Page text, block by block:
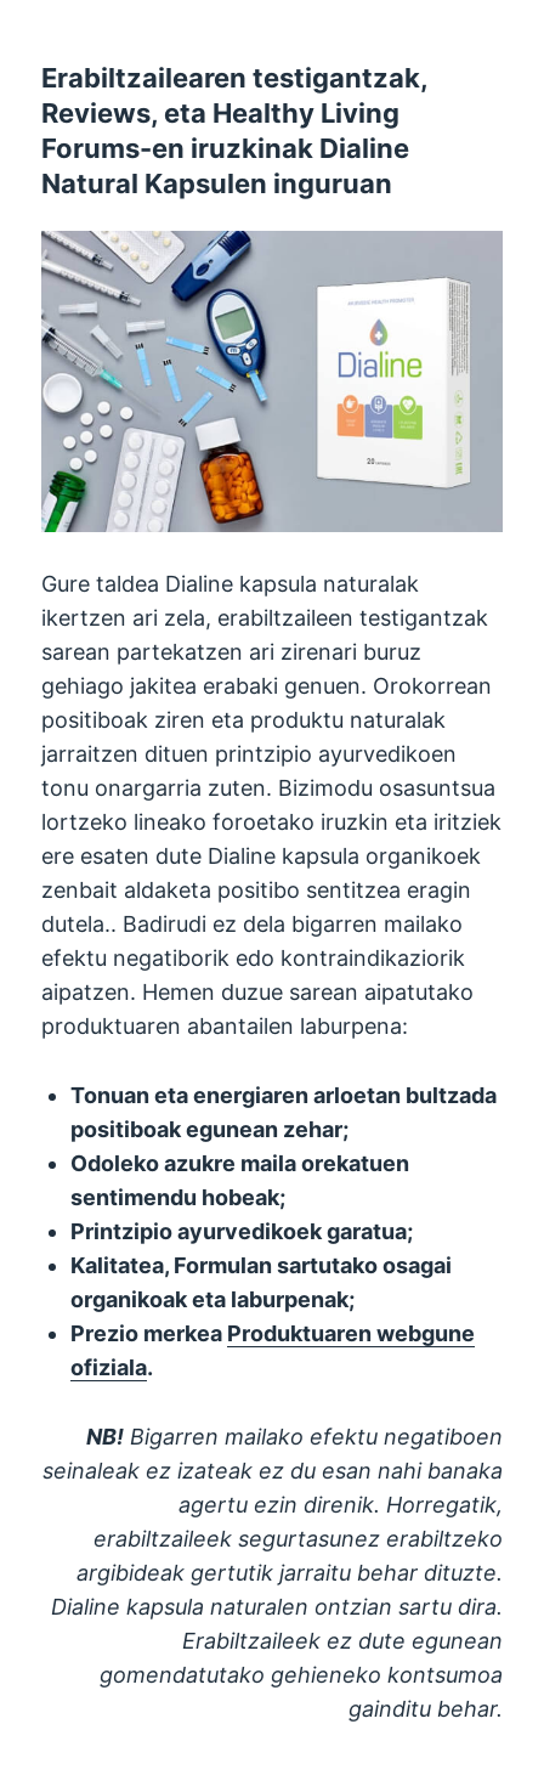
Erabiltzailearen testigantzak,
Reviews, eta Healthy Living
Forums-en iruzkinak Dialine
Natural Kapsulen inguruan
Gure taldea Dialine kapsula naturalak
ikertzen ari zela, erabiltzaileen testigantzak
sarean partekatzen ari zirenari buruz
gehiago jakitea erabaki genuen. Orokorrean
positiboak ziren eta produktu naturalak
jarraitzen dituen printzipio ayurvedikoen
tonu onargarria zuten. Bizimodu osasuntsua
lortzeko lineako foroetako iruzkin eta iritziek
ere esaten dute Dialine kapsula organikoek
zenbait aldaketa positibo sentitzea eragin
dutela.. Badirudi ez dela bigarren mailako
efektu negatiborik edo kontraindikaziorik
aipatzen. Hemen duzue sarean aipatutako
produktuaren abantailen laburpena:
Tonuan eta energiaren arloetan bultzada
positiboak egunean zehar;
Odoleko azukre maila orekatuen
sentimendu hobeak;
Printzipio ayurvedikoek garatua;
Kalitatea, Formulan sartutako osagai
organikoak eta laburpenak;
Prezio merkea Produktuaren webgune
ofiziala.
NB!Bigarren mailako efektu negatiboen
seinaleak ez izateak ez du esan nahi banaka
agertu ezin direnik. Horregatik,
erabiltzaileek segurtasunez erabiltzeko
argibideak gertutik jarraitu behar dituzte.
Dialine kapsula naturalen ontzian sartu dira.
Erabiltzaileek ez dute egunean
gomendatutako gehieneko kontsumoa
gainditu behar.